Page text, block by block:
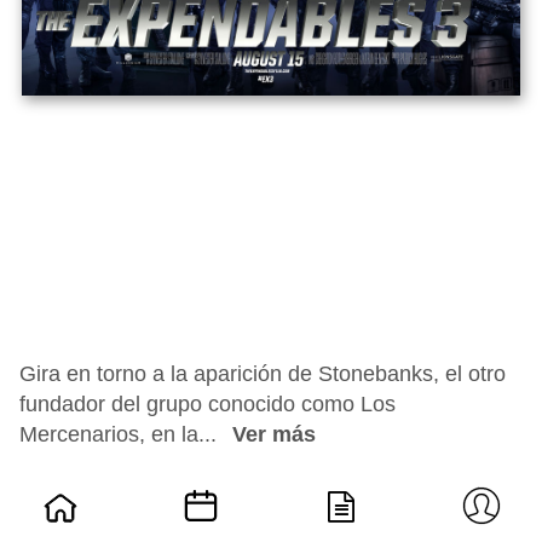
Gira en torno a la aparición de Stonebanks, el otro
fundador del grupo conocido como Los
Mercenarios, en la...
Ver más